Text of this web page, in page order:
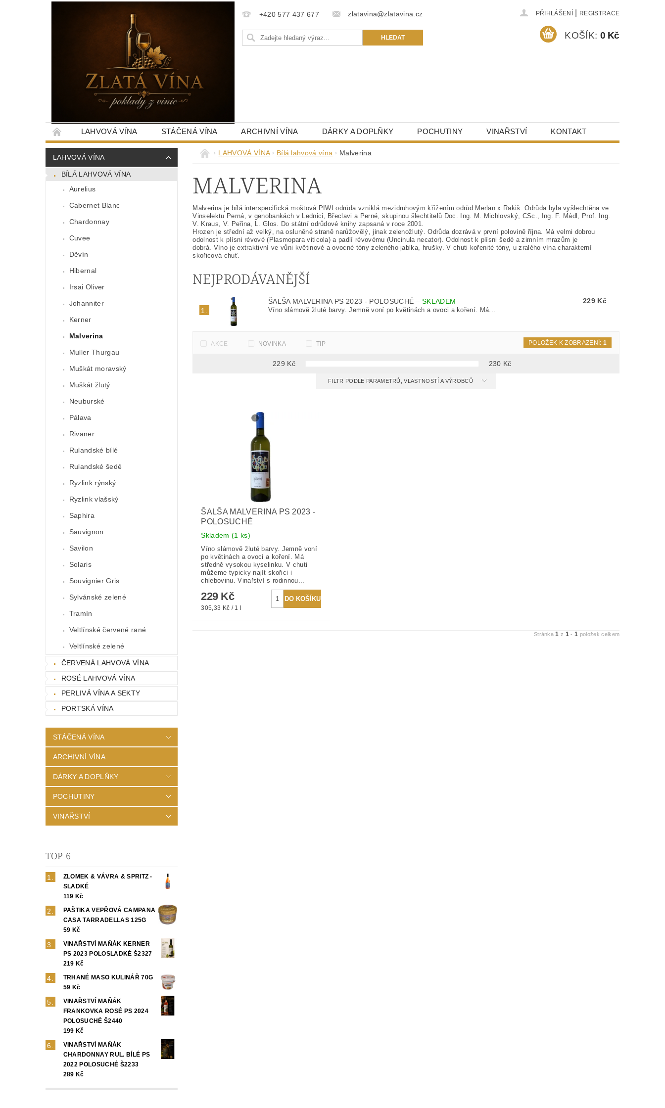
+420 577 437 677 zlatavina@zlatavina.cz PŘIHLÁŠENÍ REGISTRACE
KOŠÍK: 0 Kč
LAHVOVÁ VÍNA STÁČENÁ VÍNA ARCHIVNÍ VÍNA DÁRKY A DOPLŇKY POCHUTINY VINAŘSTVÍ KONTAKT
LAHVOVÁ VÍNA
BÍLÁ LAHVOVÁ VÍNA
Aurelius
Cabernet Blanc
Chardonnay
Cuvee
Děvín
Hibernal
Irsai Oliver
Johanniter
Kerner
Malverina
Muller Thurgau
Muškát moravský
Muškát žlutý
Neuburské
Pálava
Rivaner
Rulandské bílé
Rulandské šedé
Ryzlink rýnský
Ryzlink vlašský
Saphira
Sauvignon
Savilon
Solaris
Souvignier Gris
Sylvánské zelené
Tramín
Veltlínské červené rané
Veltlínské zelené
ČERVENÁ LAHVOVÁ VÍNA
ROSÉ LAHVOVÁ VÍNA
PERLIVÁ VÍNA A SEKTY
PORTSKÁ VÍNA
STÁČENÁ VÍNA
ARCHIVNÍ VÍNA
DÁRKY A DOPLŇKY
POCHUTINY
VINAŘSTVÍ
TOP 6
ZLOMEK & VÁVRA & SPRITZ -
SLADKÉ
119 Kč
PAŠTIKA VEPŘOVÁ CAMPANA
CASA TARRADELLAS 125G
59 Kč
VINAŘSTVÍ MAŇÁK KERNER
PS 2023 POLOSLADKÉ Š2327
219 Kč
TRHANÉ MASO KULINÁŘ 70G
59 Kč
VINAŘSTVÍ MAŇÁK
FRANKOVKA ROSÉ PS 2024
POLOSUCHÉ Š2440
199 Kč
VINAŘSTVÍ MAŇÁK
CHARDONNAY RUL. BÍLÉ PS
2022 POLOSUCHÉ Š2233
289 Kč
LAHVOVÁ VÍNA Bílá lahvová vína Malverina
MALVERINA
Malverina je bílá interspecifická moštová PIWI odrůda vzniklá mezidruhovým křížením odrůd Merlan x Rakiš. Odrůda byla vyšlechtěna ve
Vinselektu Perná, v genobankách v Lednici, Břeclavi a Perné, skupinou šlechtitelů Doc. Ing. M. Michlovský, CSc., Ing. F. Mádl, Prof. Ing.
V. Kraus, V. Peřina, L. Glos. Do státní odrůdové knihy zapsaná v roce 2001.
Hrozen je střední až velký, na osluněné straně narůžovělý, jinak zelenožlutý. Odrůda dozrává v první polovině října. Má velmi dobrou
odolnost k plísni révové (Plasmopara viticola) a padlí révovému (Uncinula necator). Odolnost k plísni šedé a zimním mrazům je
dobrá. Víno je extraktivní ve vůni květinové a ovocné tóny zeleného jablka, hrušky. V chuti kořenité tóny, u zralého vína charakterní
skořicová chuť.
NEJPRODÁVANĚJŠÍ
1.
ŠALŠA MALVERINA PS 2023 - POLOSUCHÉ–SKLADEM
Víno slámově žluté barvy. Jemně voní po květinách a ovoci a koření. Má...
229 Kč
AKCE NOVINKA TIP
229 Kč 230 Kč
POLOŽEK K ZOBRAZENÍ: 1
FILTR PODLE PARAMETRŮ, VLASTNOSTÍ A VÝROBCŮ
ŠALŠA MALVERINA PS 2023 -
POLOSUCHÉ
Skladem (1 ks)
Víno slámově žluté barvy. Jemně voní
po květinách a ovoci a koření. Má
středně vysokou kyselinku. V chuti
můžeme typicky najít skořici i
chlebovinu. Vinařství s rodinnou...
229 Kč
305,33 Kč / 1 l
Stránka1 z 1 -1 položek celkem